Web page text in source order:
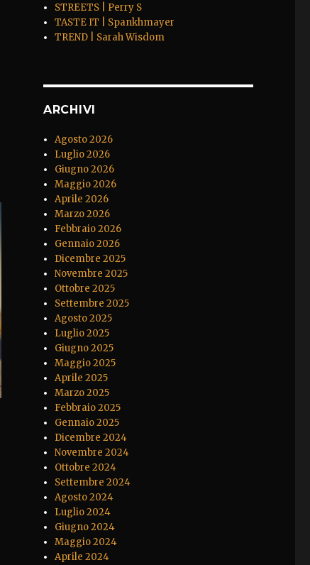
STREETS | Perry S
TASTE IT | Spankhmayer
TREND | Sarah Wisdom
ARCHIVI
Agosto 2026
Luglio 2026
Giugno 2026
Maggio 2026
Aprile 2026
Marzo 2026
Febbraio 2026
Gennaio 2026
Dicembre 2025
Novembre 2025
Ottobre 2025
Settembre 2025
Agosto 2025
Luglio 2025
Giugno 2025
Maggio 2025
Aprile 2025
Marzo 2025
Febbraio 2025
Gennaio 2025
Dicembre 2024
Novembre 2024
Ottobre 2024
Settembre 2024
Agosto 2024
Luglio 2024
Giugno 2024
Maggio 2024
Aprile 2024